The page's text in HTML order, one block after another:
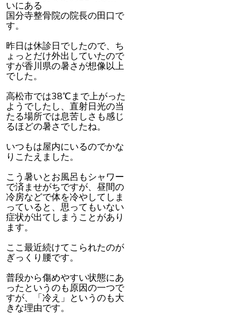
いにある
国分寺整骨院の院長の田口で
す。
昨日は休診日でしたので、ち
ょっとだけ外出していたので
すが香川県の暑さが想像以上
でした。
高松市では38℃まで上がった
ようでしたし、直射日光の当
たる場所では息苦しさも感じ
るほどの暑さでしたね。
いつもは屋内にいるのでかな
りこたえました。
こう暑いとお風呂もシャワー
で済ませがちですが、昼間の
冷房などで体を冷やしてしま
っていると、思ってもいない
症状が出てしまうことがあり
ます。
ここ最近続けてこられたのが
ぎっくり腰です。
普段から傷めやすい状態にあ
ったというのも原因の一つで
すが、「冷え」というのも大
きな理由です。